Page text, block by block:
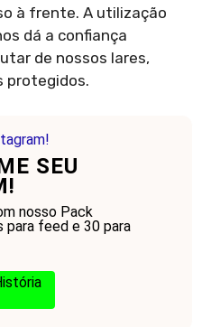
à frente. A utilização
dá a confiança
de nossos lares,
protegidos.
SEU
nosso Pack
para feed e 30 para